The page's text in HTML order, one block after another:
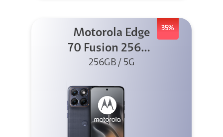
35%
Motorola Edge
70 Fusion 256GB
Azul
256GB / 5G